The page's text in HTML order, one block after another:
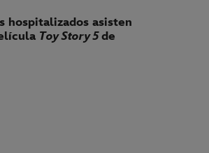
hospitalizados asisten
Toy Story 5de